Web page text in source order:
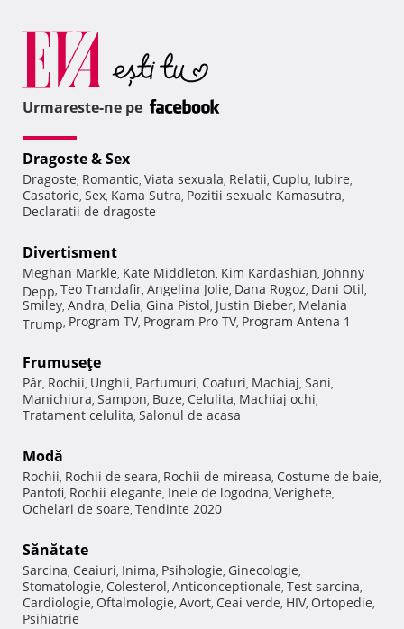
Urmareste-ne pe
Dragoste & Sex
Dragoste, Romantic, Viata sexuala, Relatii, Cuplu, Iubire,
Casatorie, Sex, Kama Sutra, Pozitii sexuale Kamasutra,
Declaratii de dragoste
Divertisment
Meghan Markle, Kate Middleton, Kim Kardashian, Johnny
Depp, Teo Trandafir, Angelina Jolie, Dana Rogoz, Dani Otil,
Smiley, Andra, Delia, Gina Pistol, Justin Bieber, Melania
Trump, Program TV, Program Pro TV, Program Antena 1
Frumuseţe
Păr, Rochii, Unghii, Parfumuri, Coafuri, Machiaj, Sani,
Manichiura, Sampon, Buze, Celulita, Machiaj ochi,
Tratament celulita, Salonul de acasa
Modă
Rochii, Rochii de seara, Rochii de mireasa, Costume de baie,
Pantofi, Rochii elegante, Inele de logodna, Verighete,
Ochelari de soare, Tendinte 2020
Sănătate
Sarcina, Ceaiuri, Inima, Psihologie, Ginecologie,
Stomatologie, Colesterol, Anticonceptionale, Test sarcina,
Cardiologie, Oftalmologie, Avort, Ceai verde, HIV, Ortopedie,
Psihiatrie